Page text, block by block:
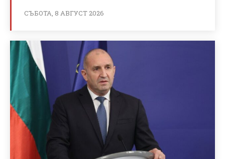
СЪБОТА, 8 АВГУСТ 2026